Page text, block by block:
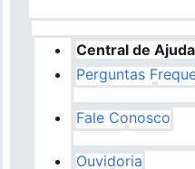
Central de Ajuda
Perguntas
Fale Conosco
Ouvidoria